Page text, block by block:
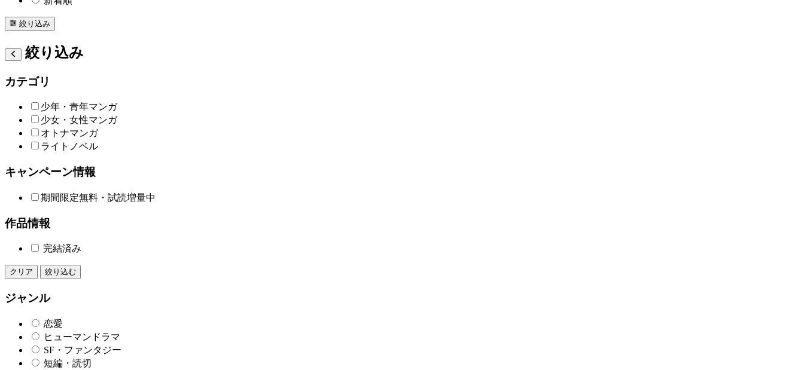
絞り込み
絞り込み
カテゴリ
少年・青年マンガ
少女・女性マンガ
オトナマンガ
ライトノベル
キャンペーン情報
期間限定無料・試読増量中
作品情報
完結済み
クリア 絞り込む
ジャンル
恋愛
ヒューマンドラマ
SF・ファンタジー
短編・読切